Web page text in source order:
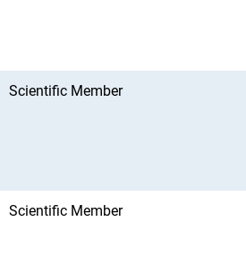
Scientific Member
Scientific Member